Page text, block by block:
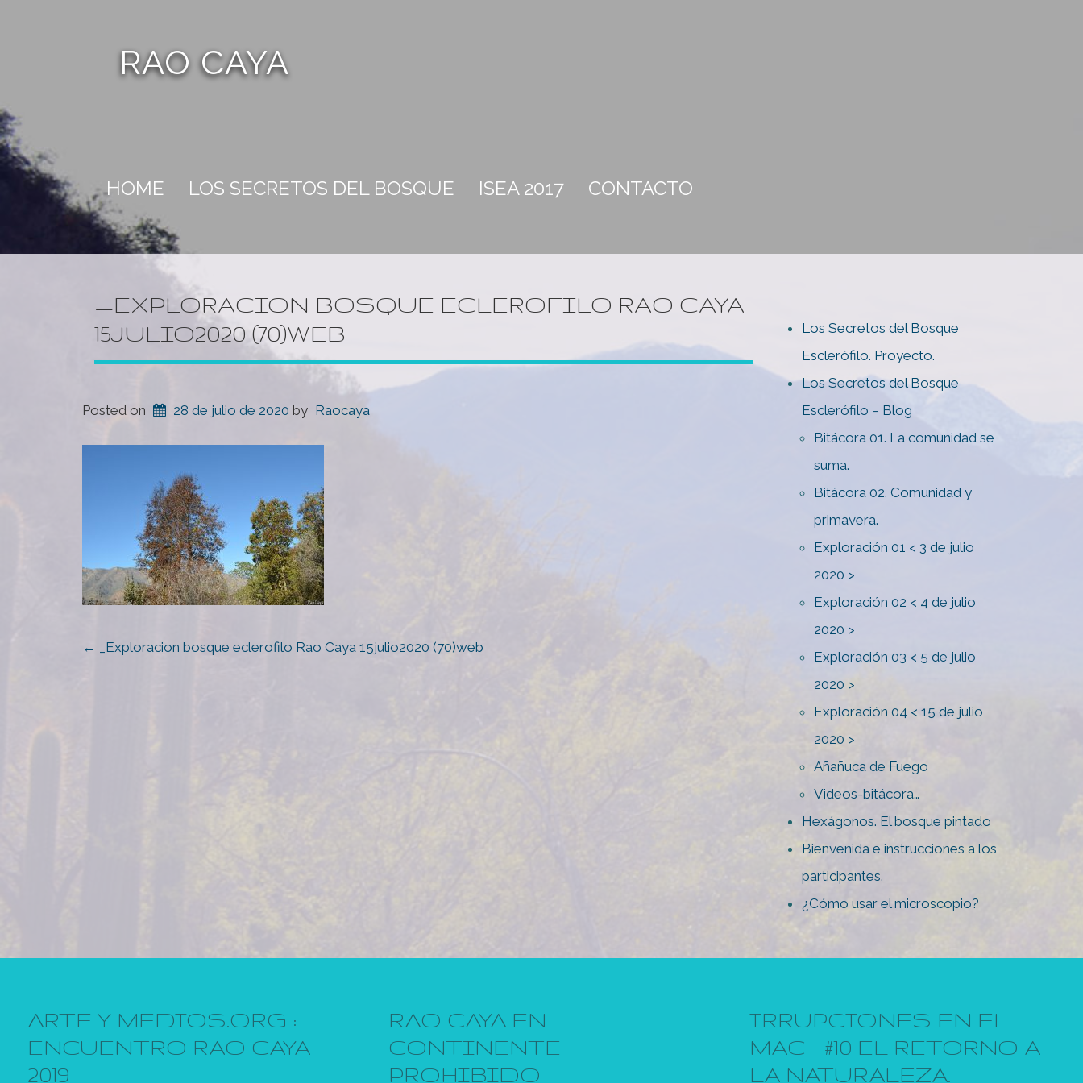
RAO CAYA
HOME LOS SECRETOS DEL BOSQUE ISEA 2017 CONTACTO
_EXPLORACION BOSQUE ECLEROFILO RAO CAYA
15JULIO2020 (70)WEB
Posted on 28 de julio de 2020 by Raocaya
POST
← _Exploracion bosque eclerofilo Rao Caya 15julio2020 (70)web
Los Secretos del Bosque
Esclerófilo. Proyecto.
Los Secretos del Bosque
Esclerófilo – Blog
Bitácora 01. La comunidad se
suma.
Bitácora 02. Comunidad y
primavera.
Exploración 01 < 3 de julio
2020 >
Exploración 02 < 4 de julio
2020 >
Exploración 03 < 5 de julio
2020 >
Exploración 04 < 15 de julio
2020 >
Añañuca de Fuego
Videos-bitácora…
Hexágonos. El bosque pintado
Bienvenida e instrucciones a los
participantes.
¿Cómo usar el microscopio?
ARTE Y MEDIOS.ORG :
ENCUENTRO RAO CAYA
2019
RAO CAYA EN
CONTINENTE
PROHIBIDO
IRRUPCIONES EN EL
MAC – #10 EL RETORNO A
LA NATURALEZA.